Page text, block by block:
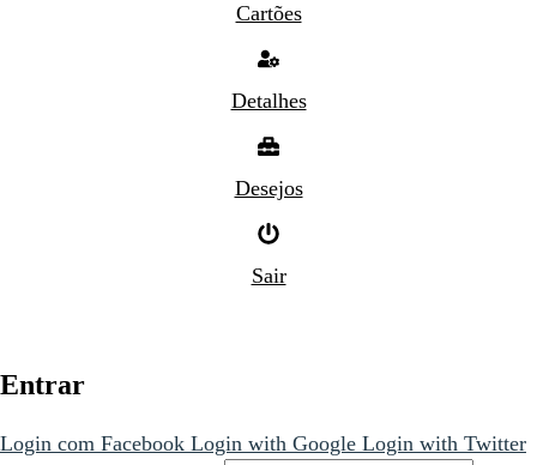
Cartões
Detalhes
Desejos
Sair
Entrar
Login com Facebook Login with Google Login with Twitter